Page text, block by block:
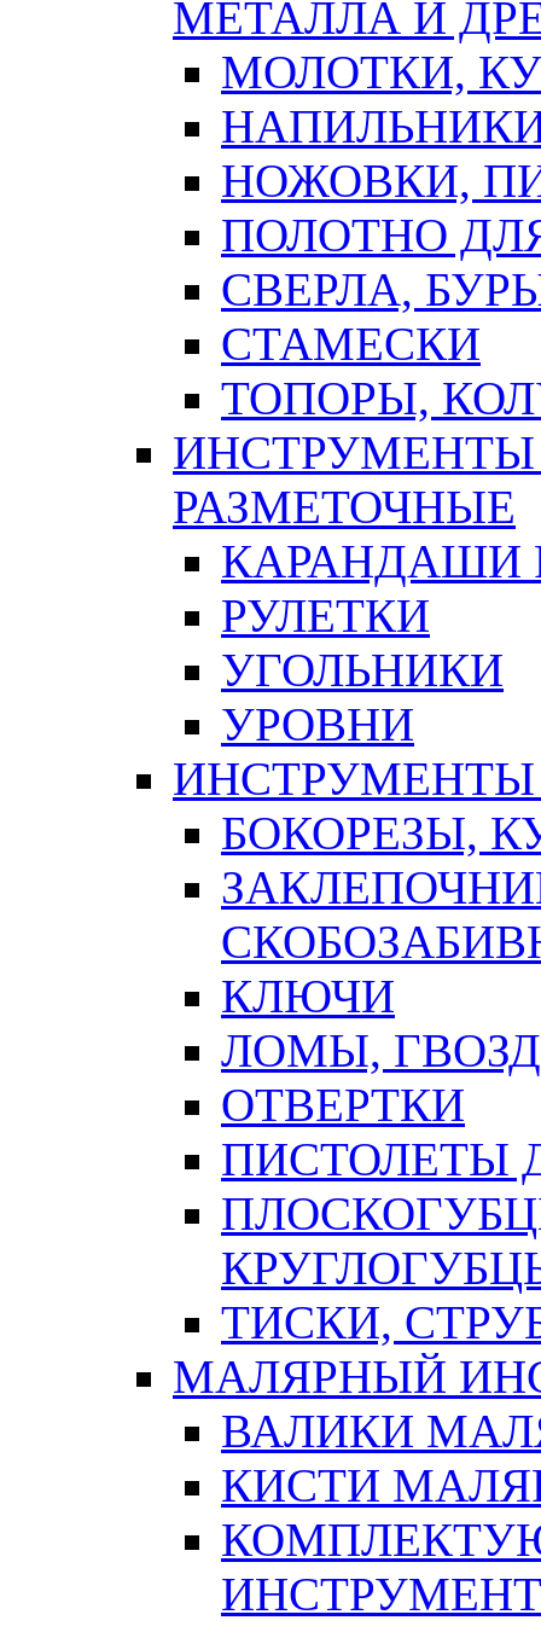
МЕТАЛЛА И
МОЛОТКИ,
НОЖОВКИ,
ПОЛОТНО
СВЕРЛА,
СТАМЕСКИ
ТОПОРЫ,
ИНСТРУМЕНТЫ
РАЗМЕТОЧНЫЕ
КАРАНДАШИ
РУЛЕТКИ
УГОЛЬНИКИ
УРОВНИ
БОКОРЕЗЫ,
КЛЮЧИ
ЛОМЫ,
ОТВЕРТКИ
ПИСТОЛЕТЫ
ТИСКИ,
МАЛЯРНЫЙ
ВАЛИКИ
КИСТИ